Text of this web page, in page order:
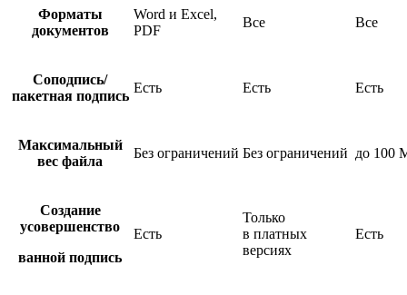
Форматы
документов
Word и Excel,
PDF
Все Все
Соподпись/
пакетная подпись
Есть Есть Есть
Максимальный
вес файла
Без ограничений Без ограничений до 100
Создание
усовершенство
ванной подпись
Есть
Только
в платных
версиях
Есть